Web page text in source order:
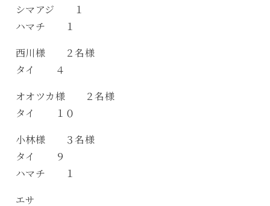
シマアジ １
ハマチ １
西川様 ２名様
タイ ４
オオツカ様 ２名様
タイ １０
小林様 ３名様
タイ ９
ハマチ １
エサ